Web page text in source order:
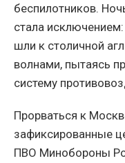
беспилотников.
стала
шли к столичной
волнами, пытаясь
систему
Прорваться к
зафиксированные
ПВО Минобороны